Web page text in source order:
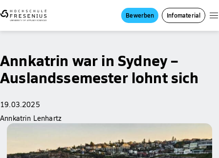
Bewerben Infomaterial
Annkatrin war in Sydney –
Auslandssemester lohnt sich
19.03.2025
Annkatrin Lenhartz